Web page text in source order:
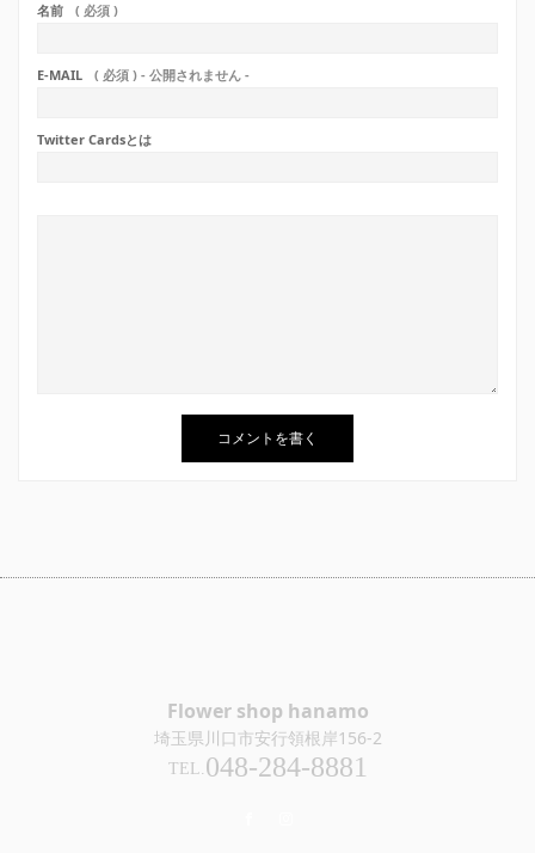
名前 ( 必須 )
E-MAIL ( 必須 ) - 公開されません -
Twitter Cardsとは
Flower shop hanamo
埼玉県川口市安行領根岸156-2
TEL. 048-284-8881